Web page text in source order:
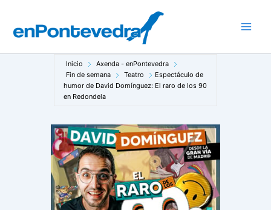
contenido
Inicio
Axenda - enPontevedra
Fin de semana
Teatro
Espectáculo de
humor de David Domínguez: El raro de los 90
en Redondela